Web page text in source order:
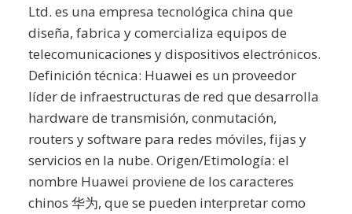
Ltd. es una empresa tecnológica china que
diseña, fabrica y comercializa equipos de
telecomunicaciones y dispositivos electrónicos.
Definición técnica: Huawei es un proveedor
líder de infraestructuras de red que desarrolla
hardware de transmisión, conmutación,
routers y software para redes móviles, fijas y
servicios en la nube. Origen/Etimología: el
nombre Huawei proviene de los caracteres
chinos 华为, que se pueden interpretar como